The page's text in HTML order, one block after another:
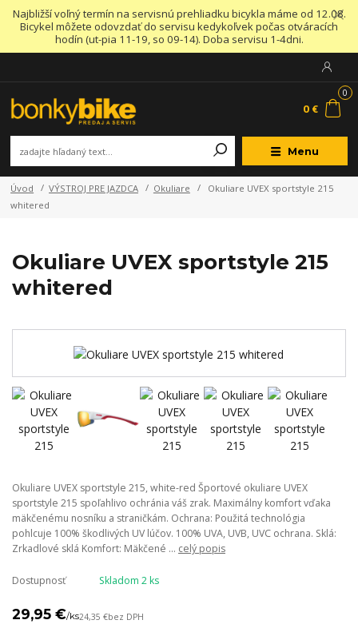
Najbližší voľný termín na servisnú prehliadku bicykla máme od 12.08.
Bicykel môžete odovzdať do servisu kedykoľvek počas otváracích
hodín (ut-pia 11-19, so 09-14). Doba servisu 1-4dni.
Menu
0
0 €
Úvod VÝSTROJ PRE JAZDCA Okuliare
Okuliare UVEX sportstyle 215
whitered
Okuliare UVEX sportstyle 215
whitered
Okuliare UVEX sportstyle 215, white-red Športové okuliare UVEX
sportstyle 215 spoľahlivo ochránia váš zrak. Maximálny komfort vďaka
mäkčenému nosníku a straničkám. Ochrana: Použitá technológia
pohlcuje 100% škodlivých UV lúčov. 100% UVA, UVB, UVC ochrana. Sklá:
Zrkadlové sklá Komfort: Mäkčené ... celý popis
Dostupnosť Skladom 2 ks
29,95 €/ks24,35 €bez DPH